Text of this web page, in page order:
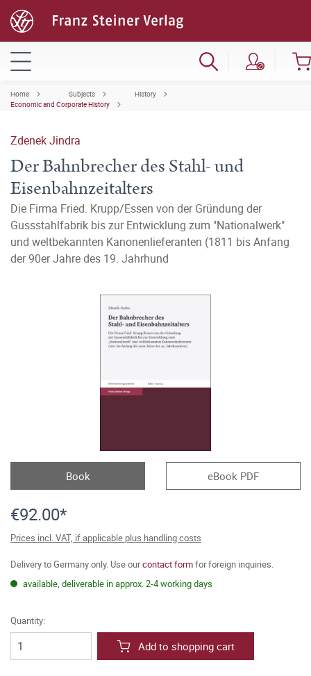
Home Subjects
History
Economic and Corporate History
Zdenek Jindra
Der Bahnbrecher des Stahl- und
Eisenbahnzeitalters
Die Firma Fried. Krupp/Essen von der Gründung der
Gussstahlfabrik bis zur Entwicklung zum "Nationalwerk"
und weltbekannten Kanonenlieferanten (1811 bis Anfang
der 90er Jahre des 19. Jahrhund
Book eBook PDF
€92.00*
Prices incl. VAT, if applicable plus handling costs
Delivery to Germany only. Use ourcontact formfor foreign inquiries.
available, deliverable in approx. 2-4 working days
Quantity:
Add to shopping cart